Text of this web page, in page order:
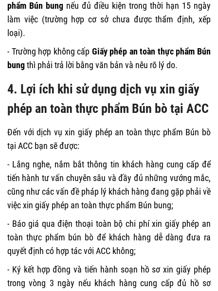
phẩm Bún bung nếu đủ điều kiện trong thời hạn 15 ngày
làm việc (trường hợp cơ sở chưa được thẩm định, xếp
loại).
- Trường hợp không cấp Giấy phép an toàn thực phẩm Bún
bungthì phải trả lời bằng văn bản và nêu rõ lý do.
4. Lợi ích khi sử dụng dịch vụ xin giấy
phép an toàn thực phẩm Bún bò tại ACC
Đến với dịch vụ xin giấy phép an toàn thực phẩm Bún bò
tại ACC bạn sẽ được:
- Lắng nghe, nắm bắt thông tin khách hàng cung cấp để
tiến hành tư vấn chuyên sâu và đầy đủ những vướng mắc,
cũng như các vấn đề pháp lý khách hàng đang gặp phải về
việc xin giấy phép an toàn thực phẩm Bún bung;
- Báo giá qua điện thoại toàn bộ chi phí xin giấy phép an
toàn thực phẩm bún bò để khách hàng dễ dàng đưa ra
quyết định có hợp tác với ACC không;
- Ký kết hợp đồng và tiến hành soạn hồ sơ xin giấy phép
trong vòng 3 ngày nếu khách hàng cung cấp đủ hồ sơ